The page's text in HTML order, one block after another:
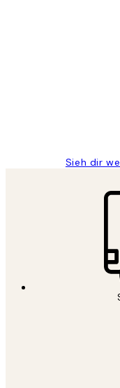
Sieh dir